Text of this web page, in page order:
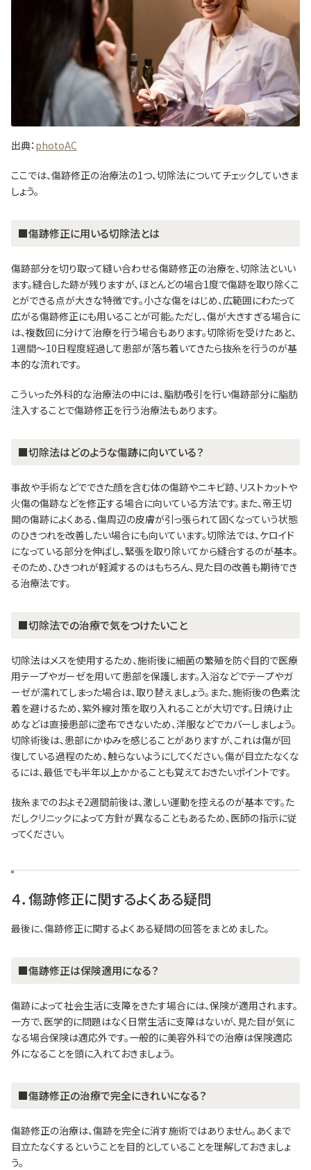
出典： photoAC
ここでは、傷跡修正の治療法の1つ、切除法についてチェックしていきま
しょう。
■傷跡修正に用いる切除法とは
傷跡部分を切り取って縫い合わせる傷跡修正の治療を、切除法といい
ます。縫合した跡が残りますが、ほとんどの場合1度で傷跡を取り除くこ
とができる点が大きな特徴です。小さな傷をはじめ、広範囲にわたって
広がる傷跡修正にも用いることが可能。ただし、傷が大きすぎる場合に
は、複数回に分けて治療を行う場合もあります。切除術を受けたあと、
1週間～10日程度経過して患部が落ち着いてきたら抜糸を行うのが基
本的な流れです。
こういった外科的な治療法の中には、脂肪吸引を行い傷跡部分に脂肪
注入することで傷跡修正を行う治療法もあります。
■切除法はどのような傷跡に向いている？
事故や手術などでできた顔を含む体の傷跡やニキビ跡、リストカットや
火傷の傷跡などを修正する場合に向いている方法です。また、帝王切
開の傷跡によくある、傷周辺の皮膚が引っ張られて固くなっていう状態
のひきつれを改善したい場合にも向いています。切除法では、ケロイド
になっている部分を伸ばし、緊張を取り除いてから縫合するのが基本。
そのため、ひきつれが軽減するのはもちろん、見た目の改善も期待でき
る治療法です。
■切除法での治療で気をつけたいこと
切除法はメスを使用するため、施術後に細菌の繁殖を防ぐ目的で医療
用テープやガーゼを用いて患部を保護します。入浴などでテープやガ
ーゼが濡れてしまった場合は、取り替えましょう。また、施術後の色素沈
着を避けるため、紫外線対策を取り入れることが大切です。日焼け止
めなどは直接患部に塗布できないため、洋服などでカバーしましょう。
切除術後は、患部にかゆみを感じることがありますが、これは傷が回
復している過程のため、触らないようにしてください。傷が目立たなくな
るには、最低でも半年以上かかることも覚えておきたいポイントです。
抜糸までのおよそ2週間前後は、激しい運動を控えるのが基本です。た
だしクリニックによって方針が異なることもあるため、医師の指示に従
ってください。
４．傷跡修正に関するよくある疑問
最後に、傷跡修正に関するよくある疑問の回答をまとめました。
■傷跡修正は保険適用になる？
傷跡によって社会生活に支障をきたす場合には、保険が適用されます。
一方で、医学的に問題はなく日常生活に支障はないが、見た目が気に
なる場合保険は適応外です。一般的に美容外科での治療は保険適応
外になることを頭に入れておきましょう。
■傷跡修正の治療で完全にきれいになる？
傷跡修正の治療は、傷跡を完全に消す施術ではありません。あくまで
目立たなくするということを目的としていることを理解しておきましょ
う。